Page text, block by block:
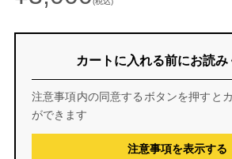
カートに入れる前にお読み
注意事項内の同意するボタンを押すと
ができます
注意事項を表示する